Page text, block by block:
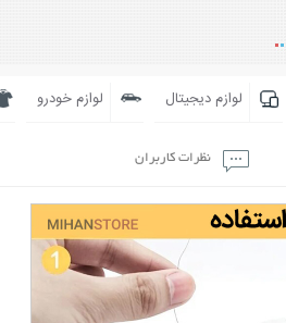
لوازم دیجیتال لوازم خودرو
نظرات کاربران